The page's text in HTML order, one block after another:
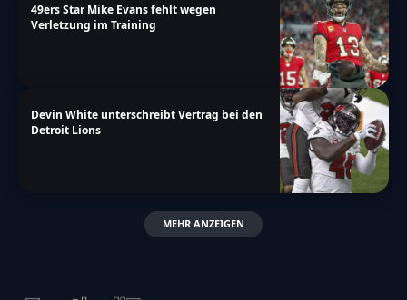
49ers Star Mike Evans fehlt wegen
Verletzung im Training
Devin White unterschreibt Vertrag bei den
Detroit Lions
MEHR ANZEIGEN